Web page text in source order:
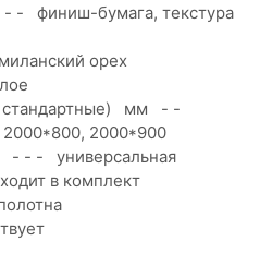
- финиш-бумага, текстура
орех
стандартные) мм - -
2000*900
- - - универсальная
в комплект